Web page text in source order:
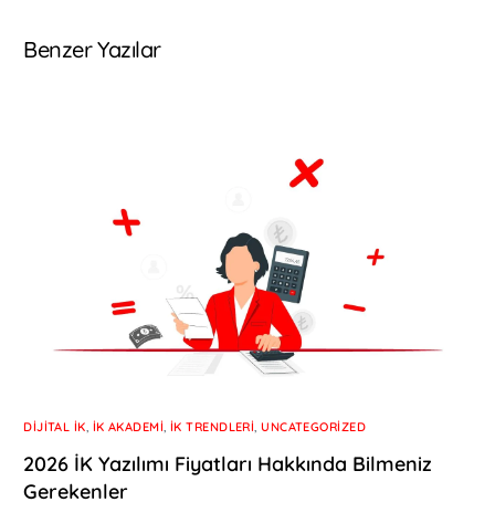
Benzer Yazılar
DIJITAL İK, İK AKADEMI, İK TRENDLERI,UNCATEGORIZED
2026 İK Yazılımı Fiyatları Hakkında Bilmeniz
Gerekenler